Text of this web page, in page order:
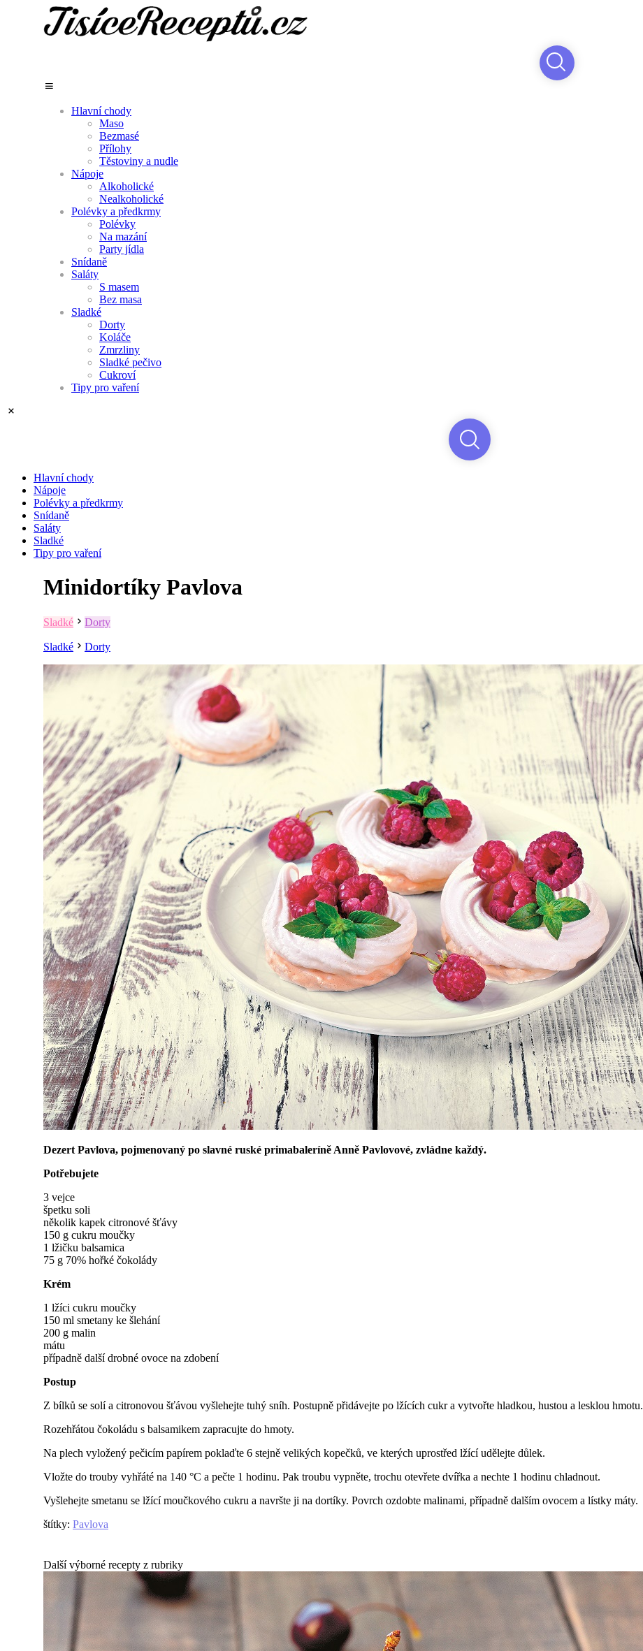
Hlavní chody
Maso
Bezmasé
Přílohy
Těstoviny a nudle
Nápoje
Alkoholické
Nealkoholické
Polévky a předkrmy
Polévky
Na mazání
Party jídla
Snídaně
Saláty
S masem
Bez masa
Sladké
Dorty
Koláče
Zmrzliny
Sladké pečivo
Cukroví
Tipy pro vaření
Hlavní chody
Nápoje
Polévky a předkrmy
Snídaně
Saláty
Sladké
Tipy pro vaření
Minidortíky Pavlova
Sladké Dorty
Sladké Dorty
Dezert Pavlova, pojmenovaný po slavné ruské primabaleríně Anně Pavlovové, zvládne každý.
Potřebujete
3 vejce
špetku soli
několik kapek citronové šťávy
150 g cukru moučky
1 lžičku balsamica
75 g 70% hořké čokolády
Krém
1 lžíci cukru moučky
150 ml smetany ke šlehání
200 g malin
mátu
případně další drobné ovoce na zdobení
Postup
Z bílků se solí a citronovou šťávou vyšlehejte tuhý sníh. Postupně přidávejte po lžících cukr a vytvořte hladkou, hustou a lesklou hmotu.
Rozehřátou čokoládu s balsamikem zapracujte do hmoty.
Na plech vyložený pečicím papírem poklaďte 6 stejně velikých kopečků, ve kterých uprostřed lžící udělejte důlek.
Vložte do trouby vyhřáté na 140 °C a pečte 1 hodinu. Pak troubu vypněte, trochu otevřete dvířka a nechte 1 hodinu chladnout.
Vyšlehejte smetanu se lžící moučkového cukru a navršte ji na dortíky. Povrch ozdobte malinami, případně dalším ovocem a lístky máty.
štítky: Pavlova
Další výborné recepty z rubriky